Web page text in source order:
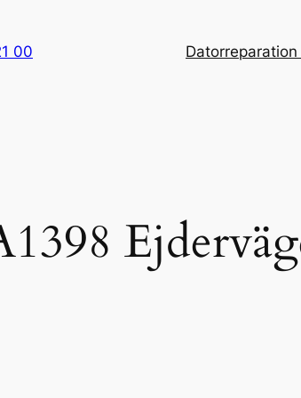
00